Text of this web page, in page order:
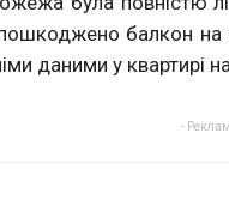
балкон на
даними у квартирі
-